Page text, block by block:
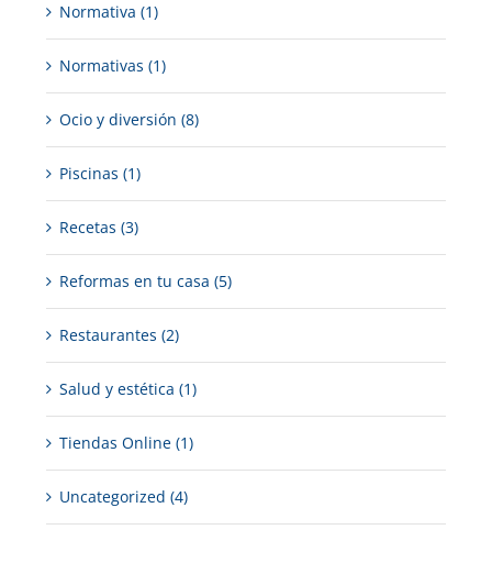
Normativa (1)
Normativas (1)
Ocio y diversión (8)
Piscinas (1)
Recetas (3)
Reformas en tu casa (5)
Restaurantes (2)
Salud y estética (1)
Tiendas Online (1)
Uncategorized (4)